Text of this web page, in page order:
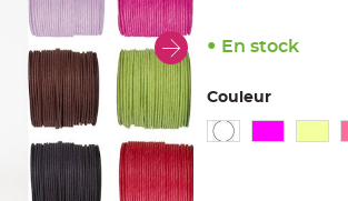
En stock
Couleur